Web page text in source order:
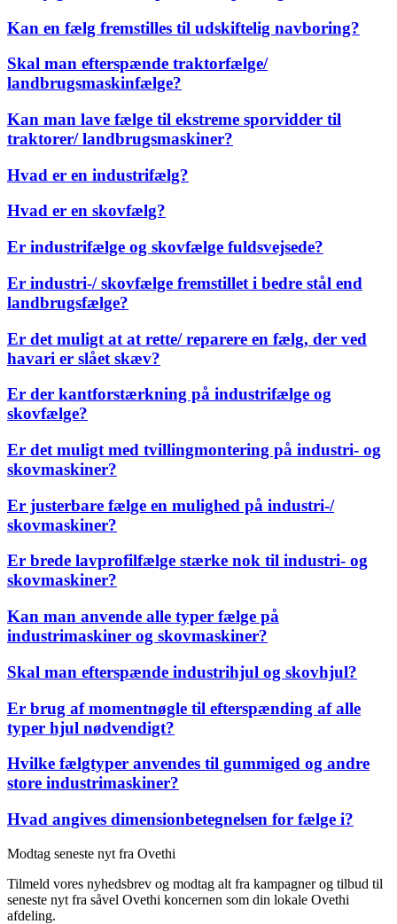
Kan en fælg fremstilles til udskiftelig navboring?
Skal man efterspænde traktorfælge/
landbrugsmaskinfælge?
Kan man lave fælge til ekstreme sporvidder til
traktorer/ landbrugsmaskiner?
Hvad er en industrifælg?
Hvad er en skovfælg?
Er industrifælge og skovfælge fuldsvejsede?
Er industri-/ skovfælge fremstillet i bedre stål end
landbrugsfælge?
Er det muligt at at rette/ reparere en fælg, der ved
havari er slået skæv?
Er der kantforstærkning på industrifælge og
skovfælge?
Er det muligt med tvillingmontering på industri- og
skovmaskiner?
Er justerbare fælge en mulighed på industri-/
skovmaskiner?
Er brede lavprofilfælge stærke nok til industri- og
skovmaskiner?
Kan man anvende alle typer fælge på
industrimaskiner og skovmaskiner?
Skal man efterspænde industrihjul og skovhjul?
Er brug af momentnøgle til efterspænding af alle
typer hjul nødvendigt?
Hvilke fælgtyper anvendes til gummiged og andre
store industrimaskiner?
Hvad angives dimensionbetegnelsen for fælge i?
Modtag seneste nyt fra Ovethi
Tilmeld vores nyhedsbrev og modtag alt fra kampagner og tilbud til
seneste nyt fra såvel Ovethi koncernen som din lokale Ovethi
afdeling.